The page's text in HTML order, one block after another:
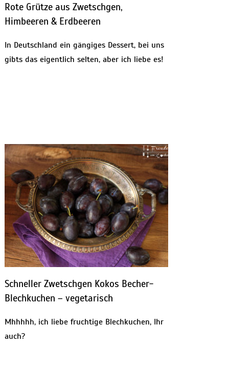
Rote Grütze aus Zwetschgen,
Himbeeren & Erdbeeren
In Deutschland ein gängiges Dessert, bei uns
gibts das eigentlich selten, aber ich liebe es!
Schneller Zwetschgen Kokos Becher-
Blechkuchen – vegetarisch
Mhhhhh, ich liebe fruchtige Blechkuchen, Ihr
auch?